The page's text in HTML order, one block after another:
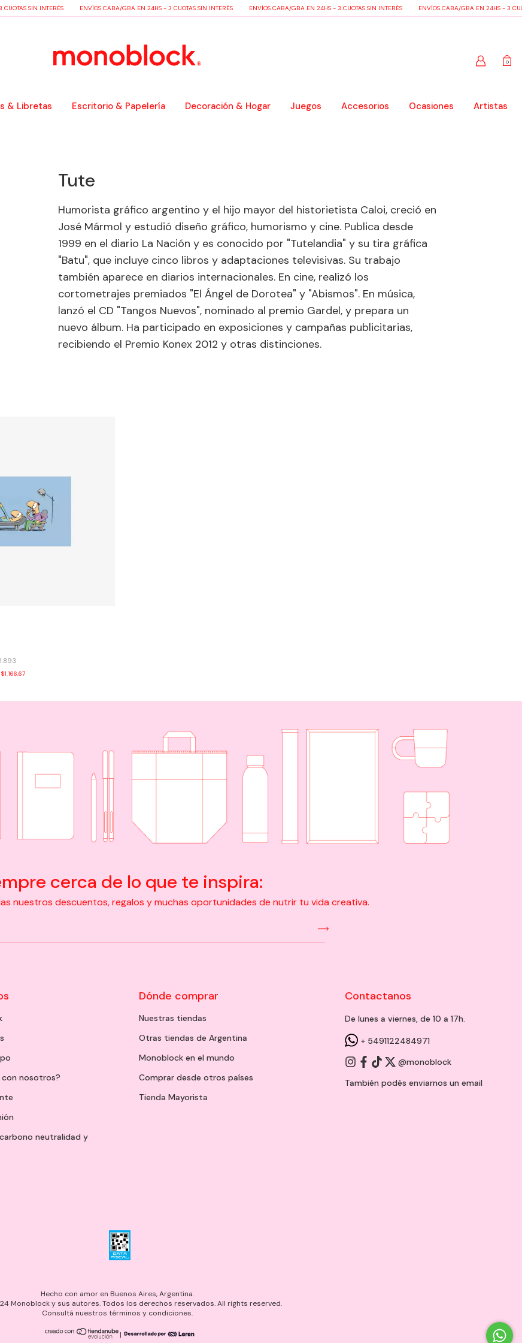
SIN INTERÉS ENVÍOS CABA/GBA EN 24HS - 3 CUOTAS SIN INTERÉS ENVÍOS CABA/GBA EN 24HS - 3 CUOTAS SIN INTERÉS ENVÍOS CABA/GBA EN 24HS - 3
0
& Libretas Escritorio & Papelería Decoración & Hogar Juegos Accesorios Ocasiones Artistas
Tute
Humorista gráfico argentino y el hijo mayor del historietista Caloi, creció en
José Mármol y estudió diseño gráfico, humorismo y cine. Publica desde
1999 en el diario La Nación y es conocido por "Tutelandia" y su tira gráfica
"Batu", que incluye cinco libros y adaptaciones televisivas. Su trabajo
también aparece en diarios internacionales. En cine, realizó los
cortometrajes premiados "El Ángel de Dorotea" y "Abismos". En música,
lanzó el CD "Tangos Nuevos", nominado al premio Gardel, y prepara un
nuevo álbum. Ha participado en exposiciones y campañas publicitarias,
recibiendo el Premio Konex 2012 y otras distinciones.
$1.166,67
cerca de lo que te inspira:
nuestros descuentos, regalos y muchas oportunidades de nutrir tu vida creativa.
con nosotros?
neutralidad y
Dónde comprar
Nuestras tiendas
Otras tiendas de Argentina
Monoblock en el mundo
Comprar desde otros países
Tienda Mayorista
Contactanos
De lunes a viernes, de 10 a 17h.
+ 5491122484971
@monoblock
También podés enviarnos un email
Hecho con amor en Buenos Aires, Argentina.
Monoblock y sus autores. Todos los derechos reservados. All rights reserved.
Consultá nuestros términos y condiciones.
|